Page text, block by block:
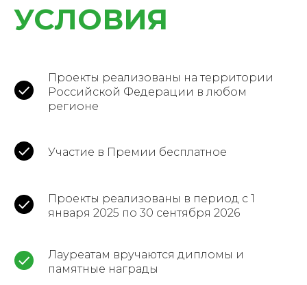
УСЛОВИЯ
Проекты реализованы на территории
Российской Федерации в любом
регионе
Участие в Премии бесплатное
Проекты реализованы в период с 1
января 2025 по 30 сентября 2026
Лауреатам вручаются дипломы и
памятные награды